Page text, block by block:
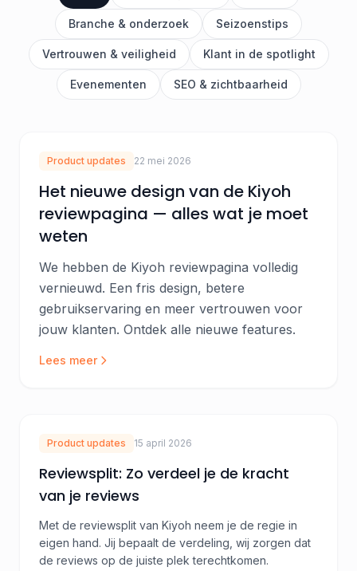
Branche & onderzoek Seizoenstips
Vertrouwen & veiligheid Klant in de spotlight
Evenementen SEO & zichtbaarheid
Product updates 22 mei 2026
Het nieuwe design van de Kiyoh
reviewpagina — alles wat je moet
weten
We hebben de Kiyoh reviewpagina volledig
vernieuwd. Een fris design, betere
gebruikservaring en meer vertrouwen voor
jouw klanten. Ontdek alle nieuwe features.
Lees meer
Product updates 15 april 2026
Reviewsplit: Zo verdeel je de kracht
van je reviews
Met de reviewsplit van Kiyoh neem je de regie in
eigen hand. Jij bepaalt de verdeling, wij zorgen dat
de reviews op de juiste plek terechtkomen.